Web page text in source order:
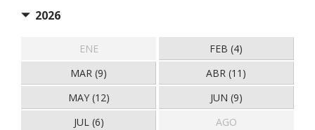
2026
ENE
FEB (4)
MAR (9)
ABR (11)
MAY (12)
JUN (9)
JUL (6)
AGO